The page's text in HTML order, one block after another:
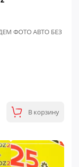
ФОТО АВТО БЕЗ
В корзину